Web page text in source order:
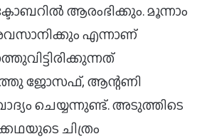
ആരംഭിക്കും. മൂന്നാം
എന്നാണ്
ജോസഫ്, ആന്റണി
ചെയ്യന്നുണ്ട്. അടുത്തിടെ
ചിത്രം